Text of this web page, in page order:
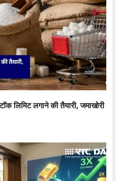
लिमिट लगाने की तैयारी, जमाखोरी